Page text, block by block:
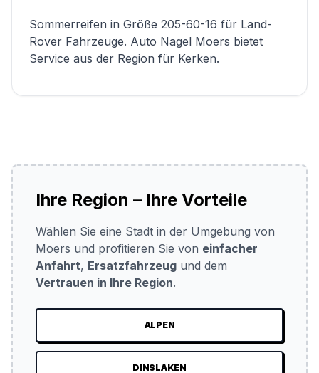
Sommerreifen in Größe 205-60-16 für Land-
Rover Fahrzeuge. Auto Nagel Moers bietet
Service aus der Region für Kerken.
Ihre Region – Ihre Vorteile
Wählen Sie eine Stadt in der Umgebung von
Moers und profitieren Sie von einfacher
Anfahrt, Ersatzfahrzeug und dem
Vertrauen in Ihre Region.
ALPEN
DINSLAKEN